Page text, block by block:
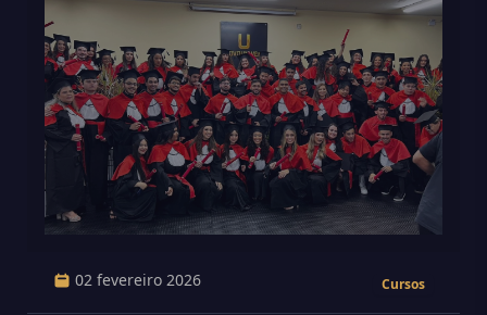
02 fevereiro 2026 Cursos